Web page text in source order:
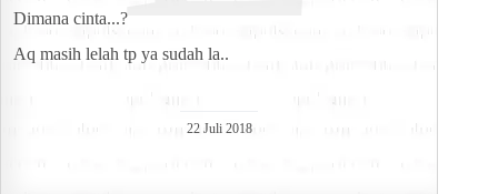
Dimana cinta...?
Aq masih lelah tp ya sudah la..
22 Juli 2018